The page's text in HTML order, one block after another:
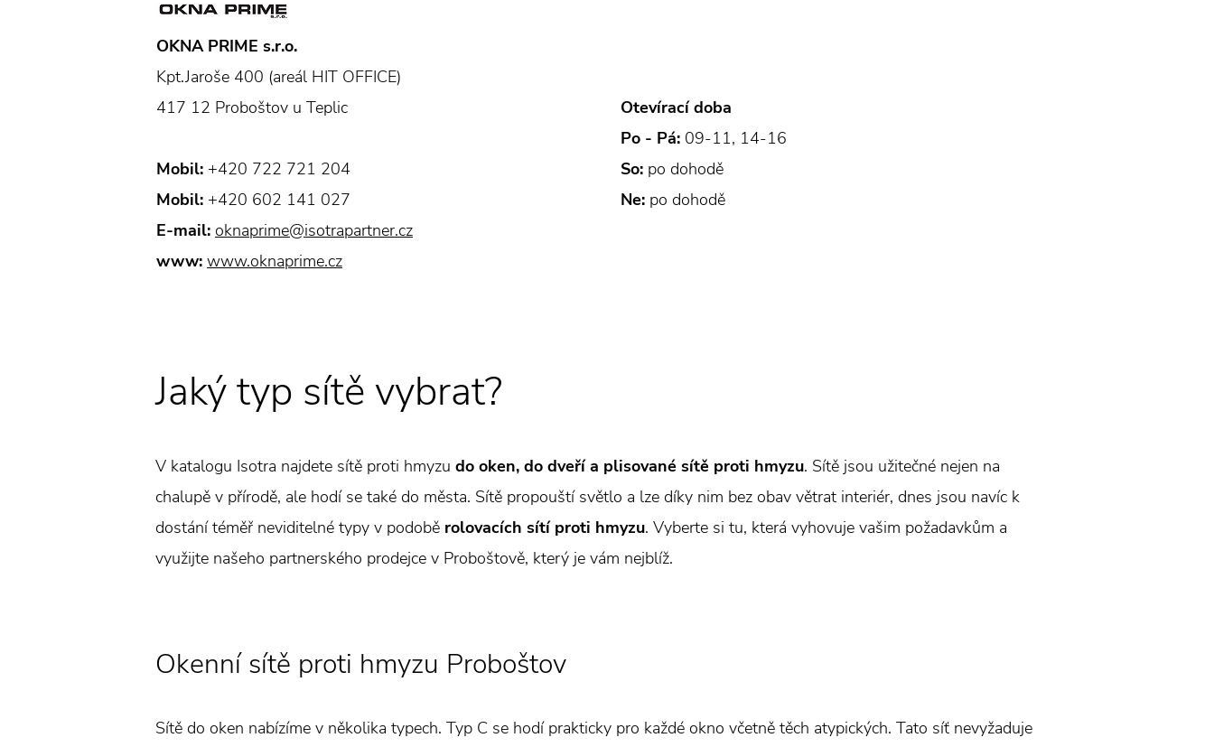
OKNA PRIME s.r.o.
Kpt.Jaroše 400 (areál HIT OFFICE)
417 12 Proboštov u Teplic
Mobil: +420 722 721 204
Mobil: +420 602 141 027
E-mail: oknaprime@isotrapartner.cz
www: www.oknaprime.cz
Otevírací doba
Po - Pá: 09-11, 14-16
So: po dohodě
Ne: po dohodě
Jaký typ sítě vybrat?
V katalogu Isotra najdete sítě proti hmyzu do oken, do dveří a plisované sítě proti hmyzu. Sítě jsou užitečné nejen na
chalupě v přírodě, ale hodí se také do města. Sítě propouští světlo a lze díky nim bez obav větrat interiér, dnes jsou navíc k
dostání téměř neviditelné typy v podobě rolovacích sítí proti hmyzu. Vyberte si tu, která vyhovuje vašim požadavkům a
využijte našeho partnerského prodejce v Proboštově, který je vám nejblíž.
Okenní sítě proti hmyzu Proboštov
Sítě do oken nabízíme v několika typech. Typ C se hodí prakticky pro každé okno včetně těch atypických. Tato síť nevyžaduje